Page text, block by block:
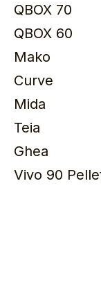
QBOX 70
QBOX 60
Mako
Curve
Mida
Teia
Ghea
Vivo 90